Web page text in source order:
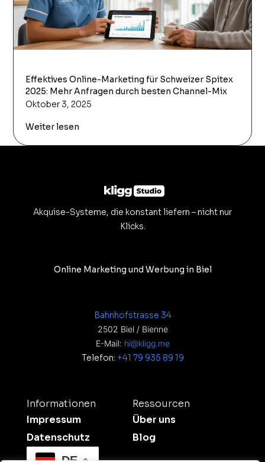
Effektives Online-Marketing für Schweizer Spitex
2025: Mehr Anfragen durch besten Channel-Mix
Oktober 3, 2025
Weiter lesen
Akquise-Systeme, die konstant liefern – nicht nur
Klicks.
Online Marketing und Werbung in Biel
Bahnhofstrasse 34
2502 Biel / Bienne
E-Mail: hi@kligg.me
Telefon: +41 79 935 89 19
Informationen
Impressum
Datenschutz
Ressourcen
Über uns
Blog